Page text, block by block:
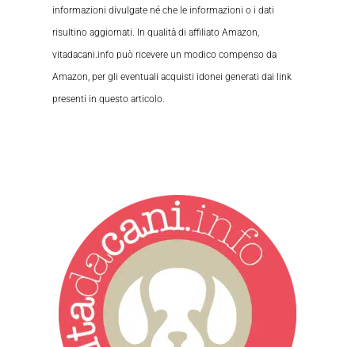
informazioni divulgate né che le informazioni o i dati
risultino aggiornati. In qualità di affiliato Amazon,
vitadacani.info può ricevere un modico compenso da
Amazon, per gli eventuali acquisti idonei generati dai link
presenti in questo articolo.